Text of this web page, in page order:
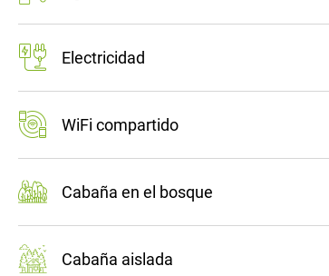
Electricidad
WiFi compartido
Cabaña en el bosque
Cabaña aislada